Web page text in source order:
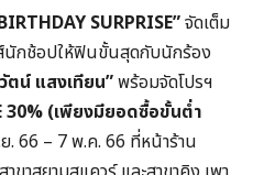
SURPRISE”จัดเต็ม
นักช้อปให้ฟินขั้นสุดกับนักร้อง
ตน์ แสงเทียน”พร้อมจัดโปรฯ
30% (เพียงมียอดซื้อขั้นต่ำ
. 66 – 7 พ.ค. 66 ที่หน้าร้าน